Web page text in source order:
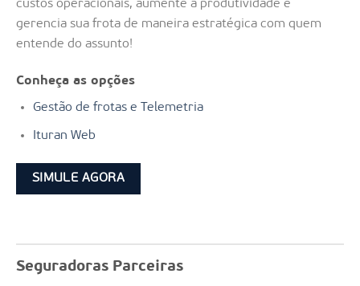
custos operacionais, aumente a produtividade e
gerencia sua frota de maneira estratégica com quem
entende do assunto!
Conheça as opções
Gestão de frotas e Telemetria
Ituran Web
SIMULE AGORA
Seguradoras Parceiras